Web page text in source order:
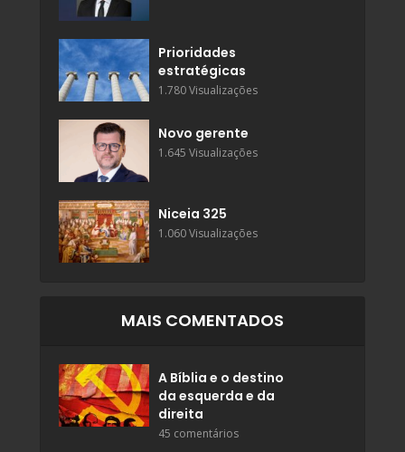
Prioridades
estratégicas
1.780 Visualizações
Novo gerente
1.645 Visualizações
Niceia 325
1.060 Visualizações
MAIS COMENTADOS
A Bíblia e o destino
da esquerda e da
direita
45 comentários